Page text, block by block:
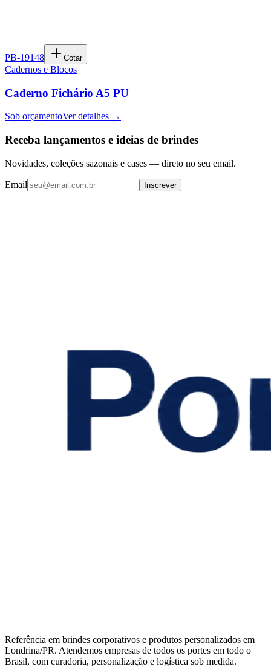
PB-19148 Cotar
Cadernos e Blocos
Caderno Fichário A5 PU
Sob orçamentoVer detalhes →
Receba lançamentos e ideias de brindes
Novidades, coleções sazonais e cases — direto no seu email.
Email Inscrever
Referência em brindes corporativos e produtos personalizados em
Londrina/PR. Atendemos empresas de todos os portes em todo o
Brasil, com curadoria, personalização e logística sob medida.